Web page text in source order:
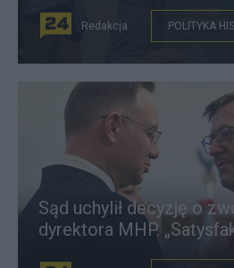
Redakcja POLITYKA
Sąd uchylił decyzję o
dyrektora MHP.